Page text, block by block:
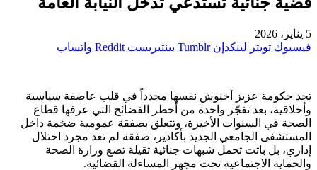
5 يناير، 2026
فيسبوك تويتر لينكدإن بينتيريست واتساب
تجد حكومة عزيز أخنوش نفسها مجدداً في قلب عاصفة سياسية
وأخلاقية، بعد تفجّر واحدة من أخطر الفضائح التي عرفها قطاع
الصحة في السنوات الأخيرة، وتتعلق بصفقة عمومية ضخمة داخل
المستشفى الجامعي الجديد بأكادير، صفقة لم تعد مجرد اختلال
إداري، بل باتت تحمل شبهات جنائية ثقيلة تضع وزارة الصحة
والحماية الاجتماعية تحت مجهر المساءلة القضائية.